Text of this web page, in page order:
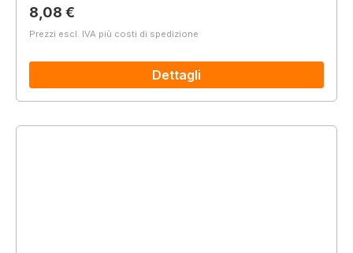
Prezzo normale:
8,08 €
Prezzi escl. IVA più costi di spedizione
Dettagli